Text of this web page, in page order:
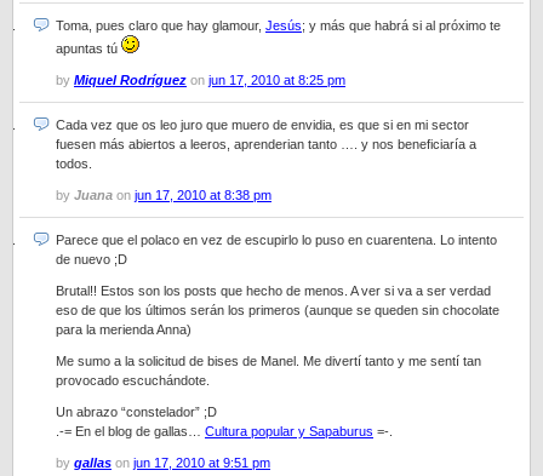
Toma, pues claro que hay glamour, Jesús; y más que habrá si al próximo te
apuntas tú
by Miquel Rodríguez on jun 17, 2010 at 8:25 pm
Cada vez que os leo juro que muero de envidia, es que si en mi sector
fuesen más abiertos a leeros, aprenderian tanto …. y nos beneficiaría a
todos.
by Juana on jun 17, 2010 at 8:38 pm
Parece que el polaco en vez de escupirlo lo puso en cuarentena. Lo intento
de nuevo ;D
Brutal!! Estos son los posts que hecho de menos. A ver si va a ser verdad
eso de que los últimos serán los primeros (aunque se queden sin chocolate
para la merienda Anna)
Me sumo a la solicitud de bises de Manel. Me divertí tanto y me sentí tan
provocado escuchándote.
Un abrazo “constelador” ;D
.-= En el blog de gallas… Cultura popular y Sapaburus =-.
by gallas on jun 17, 2010 at 9:51 pm